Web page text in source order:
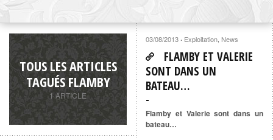
TOUS LES ARTICLES
TAGUÉS FLAMBY
1 ARTICLE
03/08/2013 · Exploitation, News
FLAMBY ET VALERIE
SONT DANS UN
BATEAU…
Flamby et Valerie sont dans un
bateau…